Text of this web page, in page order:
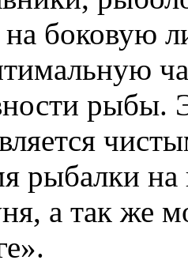
на
рыбы.
рыбалки
а так же